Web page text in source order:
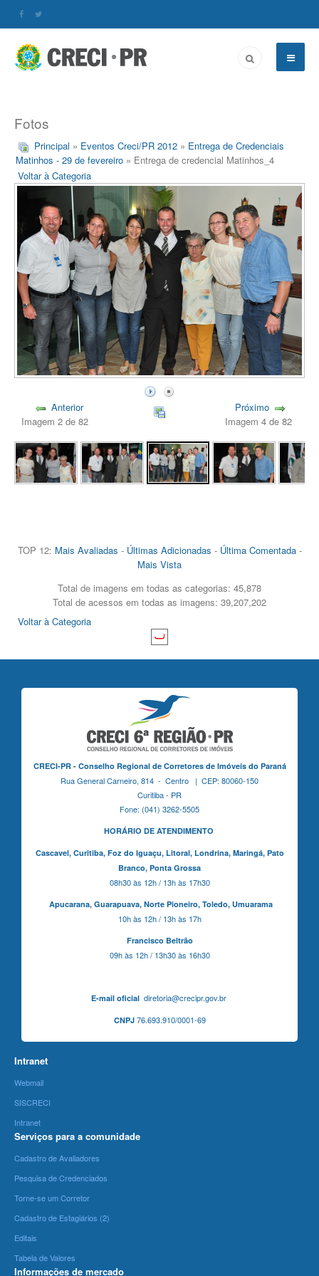
Fotos
Principal » Eventos Creci/PR 2012 » Entrega de Credenciais
Matinhos - 29 de fevereiro » Entrega de credencial Matinhos_4
Voltar à Categoria
Anterior
Imagem 2 de 82
Próximo
Imagem 4 de 82
TOP 12: Mais Avaliadas - Últimas Adicionadas - Última Comentada-
Mais Vista
Total de imagens em todas as categorias: 45,878
Total de acessos em todas as imagens: 39,207,202
Voltar à Categoria
CRECI-PR - Conselho Regional de Corretores de Imóveis do Paraná
Rua General Carneiro, 814 - Centro | CEP: 80060-150
Curitiba - PR
Fone: (041) 3262-5505
HORÁRIO DE ATENDIMENTO
Cascavel, Curitiba,Foz do Iguaçu, Litoral, Londrina, Maringá, Pato
Branco, Ponta Grossa
08h30 às 12h / 13h às 17h30
Apucarana, Guarapuava, Norte Pioneiro, Toledo, Umuarama
10h às 12h / 13h às 17h
Francisco Beltrão
09h às 12h / 13h30 às 16h30
E-mail oficialdiretoria@crecipr.gov.br
CNPJ76.693.910/0001-69
Intranet
Webmail
SISCRECI
Intranet
Serviços para a comunidade
Cadastro de Avaliadores
Pesquisa de Credenciados
Torne-se um Corretor
Cadastro de Estagiários (2)
Editais
Tabela de Valores
Informações de mercado